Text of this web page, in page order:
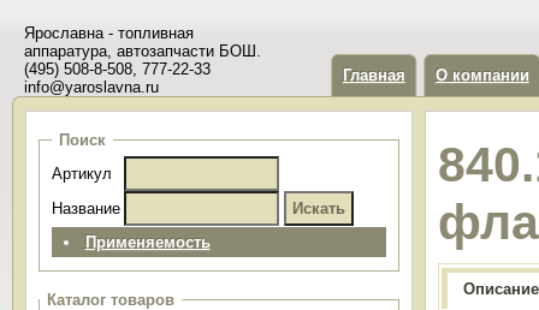
Ярославна - топливная
аппаратура, автозапчасти БОШ.
(495) 508-8-508, 777-22-33
info@yaroslavna.ru
Главная О компании
Поиск
Артикул
Название
Применяемость
Каталог товаров
Описание